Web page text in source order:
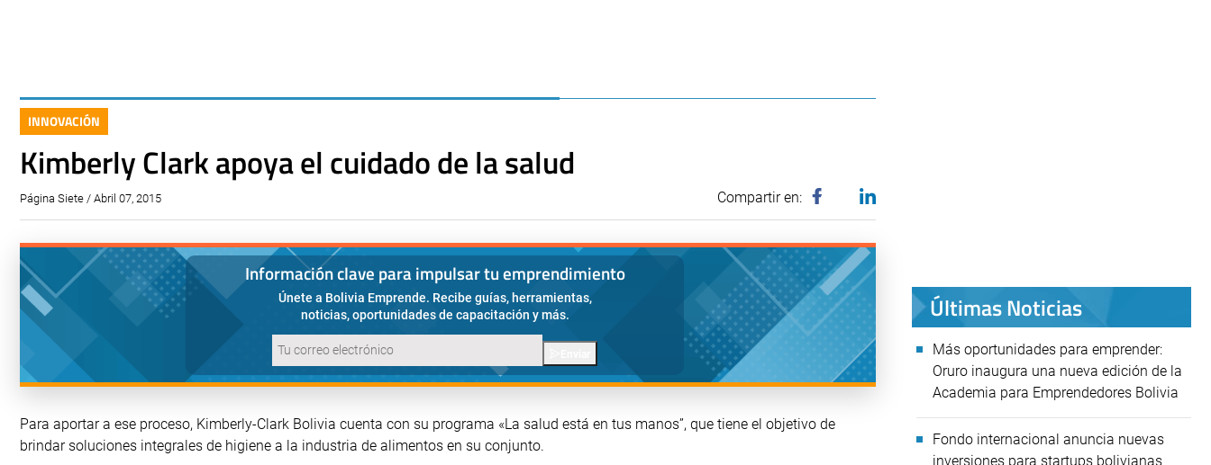
INNOVACIÓN
Kimberly Clark apoya el cuidado de la salud
Página Siete / Abril 07, 2015 Compartir en:
Información clave para impulsar tu emprendimiento
Únete a Bolivia Emprende. Recibe guías, herramientas,
noticias, oportunidades de capacitación y más.
Para aportar a ese proceso, Kimberly-Clark Bolivia cuenta con su programa «La salud está en tus manos”, que tiene el objetivo de
brindar soluciones integrales de higiene a la industria de alimentos en su conjunto.
Últimas Noticias
Más oportunidades para emprender:
Oruro inaugura una nueva edición de la
Academia para Emprendedores Bolivia
Fondo internacional anuncia nuevas
inversiones para startups bolivianas